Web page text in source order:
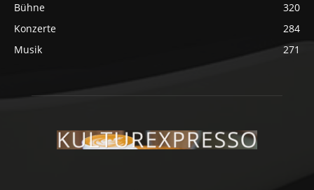
Bühne
320
Konzerte
284
Musik
271